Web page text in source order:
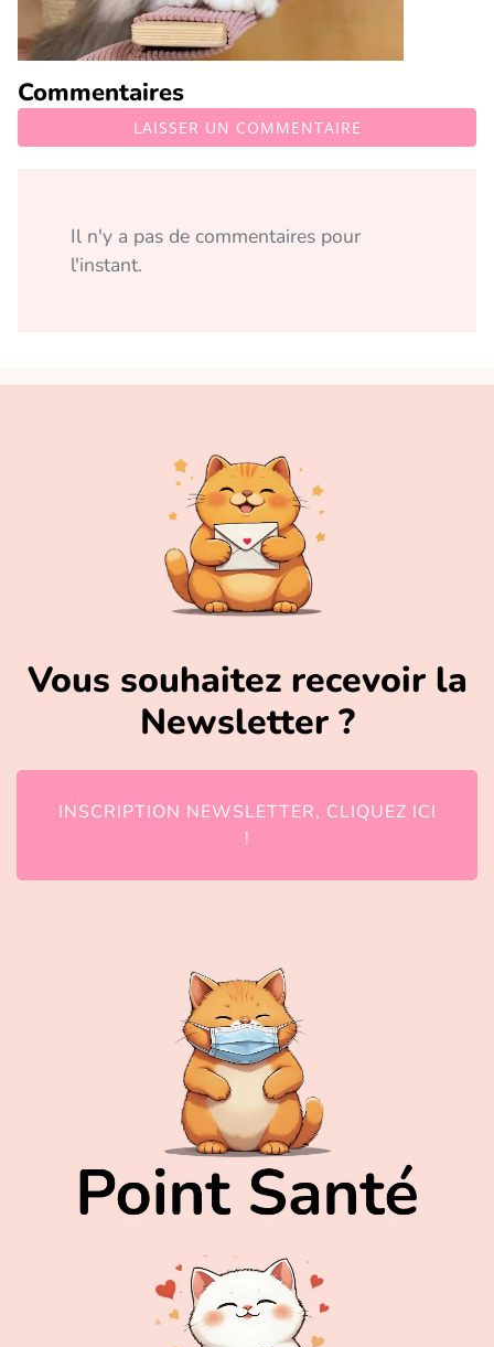
Commentaires
LAISSER UN COMMENTAIRE
Il n'y a pas de commentaires pour
l'instant.
Vous souhaitez recevoir la
Newsletter ?
INSCRIPTION NEWSLETTER, CLIQUEZ ICI
!